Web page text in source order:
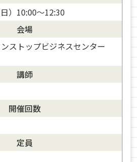
）10:00～12:30
会場
ストップビジネスセンター
講師
開催回数
定員